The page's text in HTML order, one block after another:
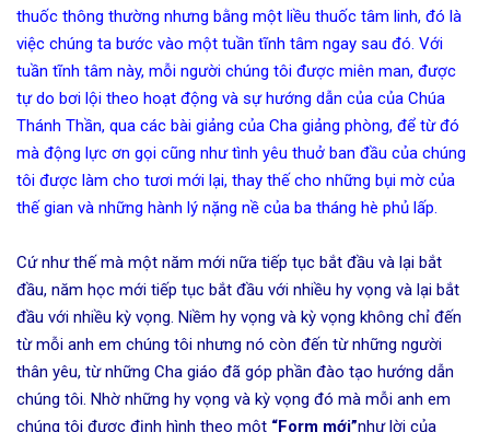
thuốc thông thường nhưng bằng một liều thuốc tâm linh, đó là
việc chúng ta bước vào một tuần tĩnh tâm ngay sau đó. Với
tuần tĩnh tâm này, mỗi người chúng tôi được miên man, được
tự do bơi lội theo hoạt động và sự hướng dẫn của của Chúa
Thánh Thần, qua các bài giảng của Cha giảng phòng, để từ đó
mà động lực ơn gọi cũng như tình yêu thuở ban đầu của chúng
tôi được làm cho tươi mới lại, thay thế cho những bụi mờ của
thế gian và những hành lý nặng nề của ba tháng hè phủ lấp.
Cứ như thế mà một năm mới nữa tiếp tục bắt đầu và lại bắt
đầu, năm học mới tiếp tục bắt đầu với nhiều hy vọng và lại bắt
đầu với nhiều kỳ vọng. Niềm hy vọng và kỳ vọng không chỉ đến
từ mỗi anh em chúng tôi nhưng nó còn đến từ những người
thân yêu, từ những Cha giáo đã góp phần đào tạo hướng dẫn
chúng tôi. Nhờ những hy vọng và kỳ vọng đó mà mỗi anh em
chúng tôi được định hình theo một “Form mới”như lời của